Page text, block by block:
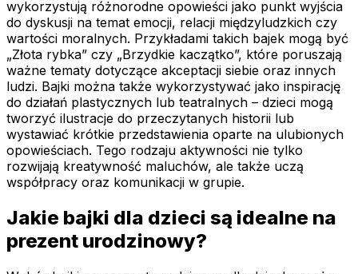
wykorzystują różnorodne opowieści jako punkt wyjścia
do dyskusji na temat emocji, relacji międzyludzkich czy
wartości moralnych. Przykładami takich bajek mogą być
„Złota rybka” czy „Brzydkie kaczątko”, które poruszają
ważne tematy dotyczące akceptacji siebie oraz innych
ludzi. Bajki można także wykorzystywać jako inspirację
do działań plastycznych lub teatralnych – dzieci mogą
tworzyć ilustracje do przeczytanych historii lub
wystawiać krótkie przedstawienia oparte na ulubionych
opowieściach. Tego rodzaju aktywności nie tylko
rozwijają kreatywność maluchów, ale także uczą
współpracy oraz komunikacji w grupie.
Jakie bajki dla dzieci są idealne na
prezent urodzinowy?